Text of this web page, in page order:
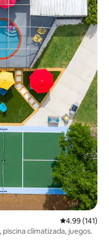
Calificación
4.99 (141)
climatizada, juegos.